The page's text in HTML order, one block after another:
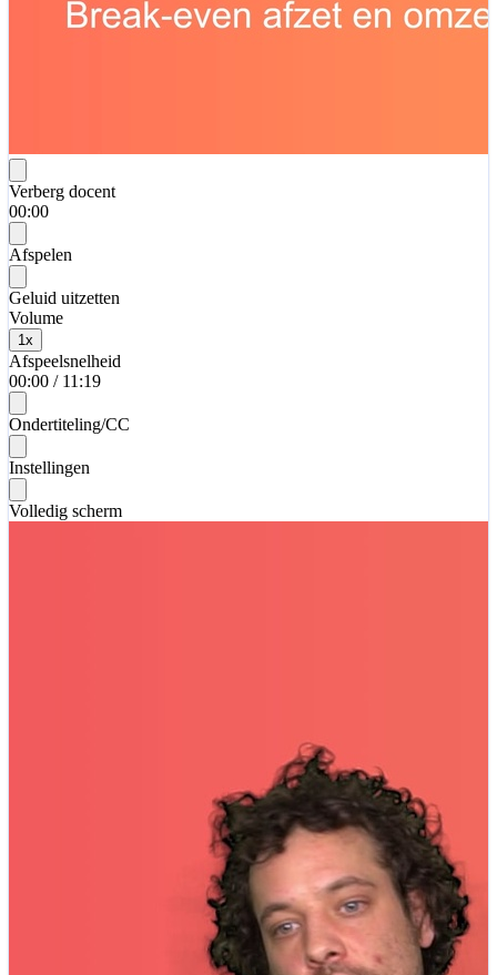
Verberg docent
00:00
Afspelen
Geluid uitzetten
Volume
1 x
Afspeelsnelheid
00:00 / 11:19
Ondertiteling/CC
Instellingen
Volledig scherm